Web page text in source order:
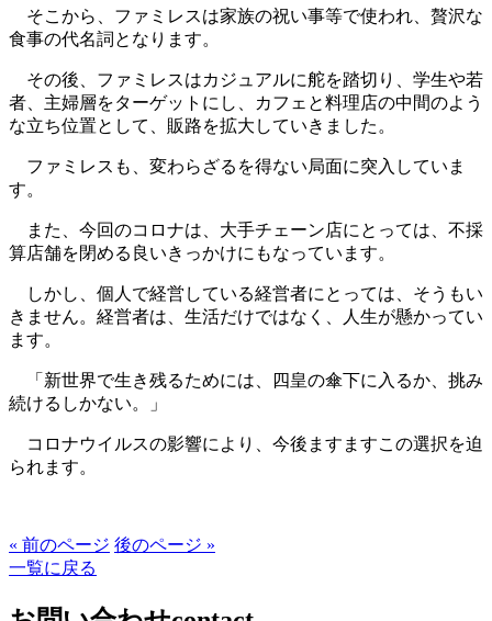
そこから、ファミレスは家族の祝い事等で使われ、贅沢な
食事の代名詞となります。
その後、ファミレスはカジュアルに舵を踏切り、学生や若
者、主婦層をターゲットにし、カフェと料理店の中間のよう
な立ち位置として、販路を拡大していきました。
ファミレスも、変わらざるを得ない局面に突入していま
す。
また、今回のコロナは、大手チェーン店にとっては、不採
算店舗を閉める良いきっかけにもなっています。
しかし、個人で経営している経営者にとっては、そうもい
きません。経営者は、生活だけではなく、人生が懸かってい
ます。
「新世界で生き残るためには、四皇の傘下に入るか、挑み
続けるしかない。」
コロナウイルスの影響により、今後ますますこの選択を迫
られます。
« 前のページ 後のページ »
一覧に戻る